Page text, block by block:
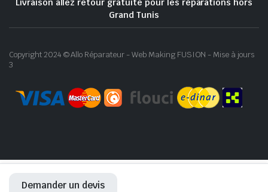
Demander un devis
Livraison allez retour gratuite pour les réparations hors
Grand Tunis
Copyright 2024 © Allo Réparateur - Web Making FUSION - Mise à jours
3